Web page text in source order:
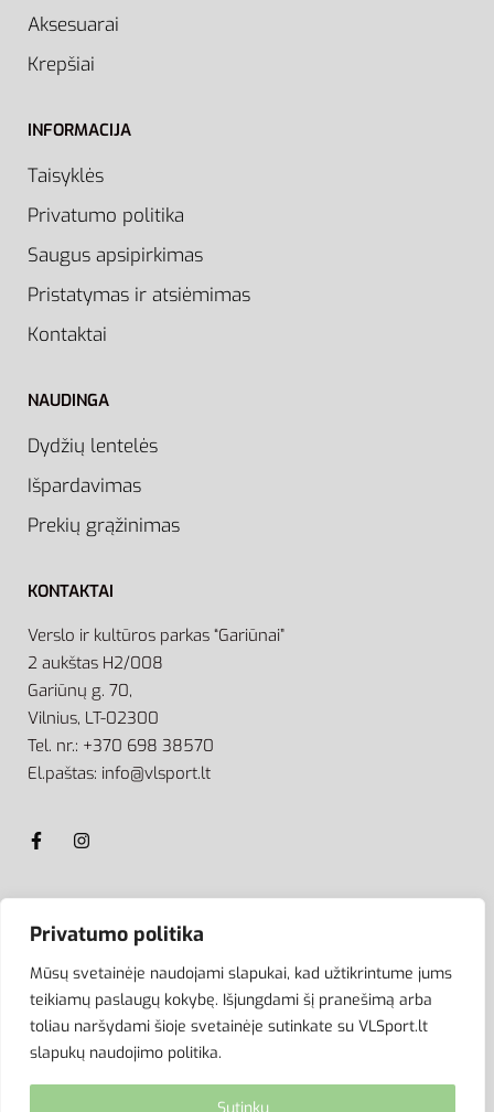
Privatumo politika
Mūsų svetainėje naudojami slapukai, kad užtikrintume jums
teikiamų paslaugų kokybę. Išjungdami šį pranešimą arba
toliau naršydami šioje svetainėje sutinkate su VLSport.lt
slapukų naudojimo politika.
Aksesuarai
Krepšiai
INFORMACIJA
Taisyklės
Privatumo politika
Saugus apsipirkimas
Pristatymas ir atsiėmimas
Kontaktai
NAUDINGA
Dydžių lentelės
Išpardavimas
Prekių grąžinimas
KONTAKTAI
Verslo ir kultūros parkas “Gariūnai”
2 aukštas H2/008
Gariūnų g. 70,
Vilnius, LT-02300
Tel. nr.: +370 698 38570
El.paštas: info@vlsport.lt